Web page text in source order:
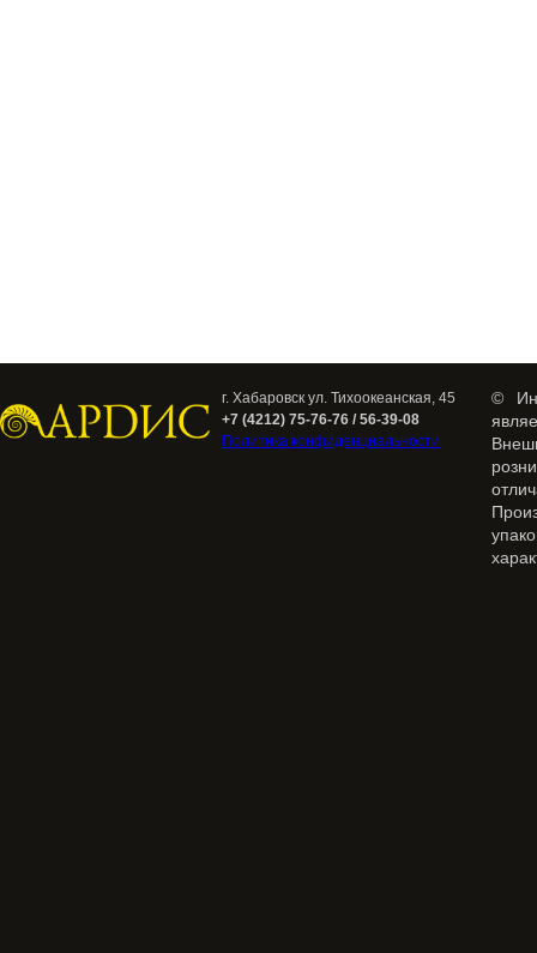
г. Хабаровск ул. Тихоокеанская, 45
+7 (4212) 75-76-76 / 56-39-08
Политика конфиденциальности
©